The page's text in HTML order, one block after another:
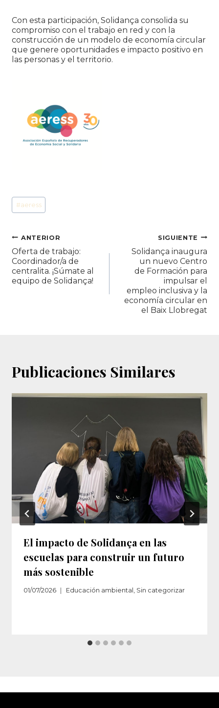
Con esta participación, Solidança consolida su
compromiso con el trabajo en red y con la
construcción de un modelo de economía circular
que genere oportunidades e impacto positivo en
las personas y el territorio.
Etiquetas
de
#aeress
Navegación
de
entradas
ANTERIOR
Oferta de trabajo:
Coordinador/a de
centralita. ¡Súmate al
equipo de Solidança!
SIGUIENTE
Solidança inaugura
un nuevo Centro
de Formación para
impulsar el
empleo inclusiva y la
economía circular en
el Baix Llobregat
Publicaciones Similares
El impacto de Solidança en las
escuelas para construir un futuro
más sostenible
01/07/2026 Educación ambiental , Sin categorizar